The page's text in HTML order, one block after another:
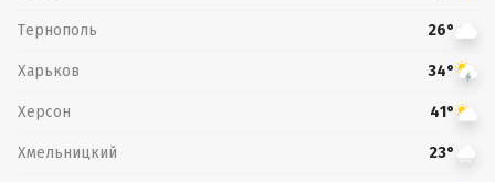
Тернополь 26°
Харьков 34°
Херсон 41°
Хмельницкий 23°